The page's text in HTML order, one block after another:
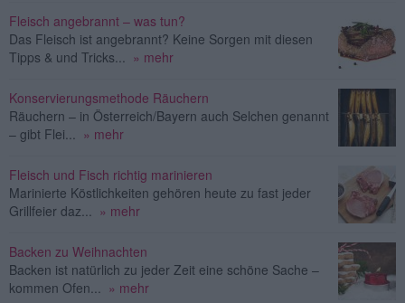
Fleisch angebrannt – was tun?
Das Fleisch ist angebrannt? Keine Sorgen mit diesen
Tipps & und Tricks...
» mehr
Konservierungsmethode Räuchern
Räuchern – in Österreich/Bayern auch Selchen genannt
– gibt Flei...
» mehr
Fleisch und Fisch richtig marinieren
Marinierte Köstlichkeiten gehören heute zu fast jeder
Grillfeier daz...
» mehr
Backen zu Weihnachten
Backen ist natürlich zu jeder Zeit eine schöne Sache –
kommen Ofen...
» mehr